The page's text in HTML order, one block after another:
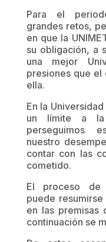
Para el
grandes retos,
en que la
su obligación, a
una mejor
presiones que el
ella.
En la
un límite a la
perseguimos
nuestro
contar con las
cometido.
El proceso de
puede
en las premisas
continuación se